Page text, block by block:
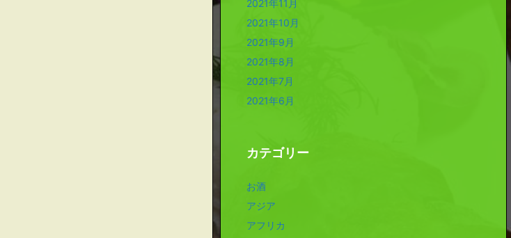
2021年11月
2021年10月
2021年9月
2021年8月
2021年7月
2021年6月
カテゴリー
お酒
アジア
アフリカ